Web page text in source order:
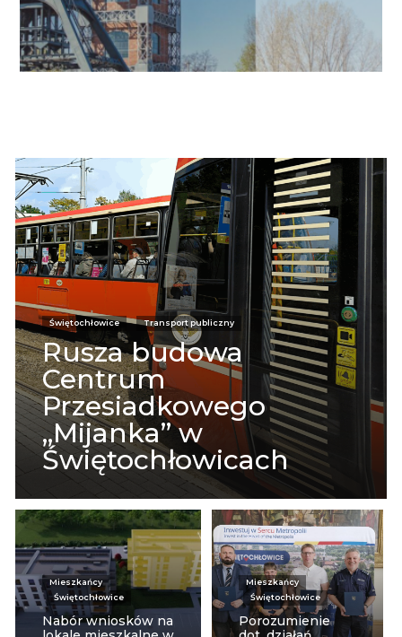
Świętochłowice Transport publiczny
Rusza budowa
Centrum
Przesiadkowego
„Mijanka” w
Świętochłowicach
Mieszkańcy
Świętochłowice
Nabór wniosków na
Mieszkańcy
Świętochłowice
Porozumienie